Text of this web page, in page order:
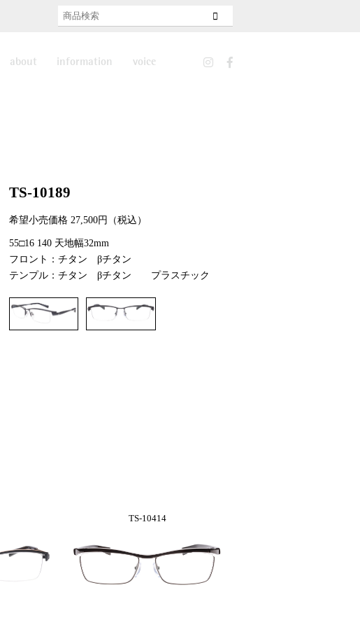
about information voice
TS-10189
希望小売価格 27,500円（税込）
55□16 140 天地幅32mm
フロント：チタン βチタン
テンプル：チタン βチタン プラスチック
TS-10414